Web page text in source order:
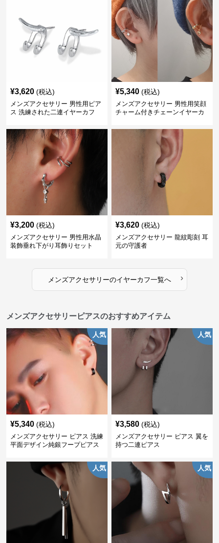
¥3,620 (税込)
メンズアクセサリー 男性用ピア
ス 洗練された二連イヤーカフ
¥5,340 (税込)
メンズアクセサリー 男性用笑顔
チャーム付きチェーンイヤーカ
¥3,200 (税込)
メンズアクセサリー 男性用水晶
装飾垂れ下がり耳飾りセット
¥3,620 (税込)
メンズアクセサリー 龍紋彫刻 耳
元の守護者
メンズアクセサリーのイヤーカフ一覧へ ›
メンズアクセサリーピアスのおすすめアイテム
人気
¥5,340 (税込)
メンズアクセサリー ピアス 洗練
平面デザイン純銀フープピアス
人気
¥3,580 (税込)
メンズアクセサリー ピアス 翼を
持つ二連ピアス
人気 人気